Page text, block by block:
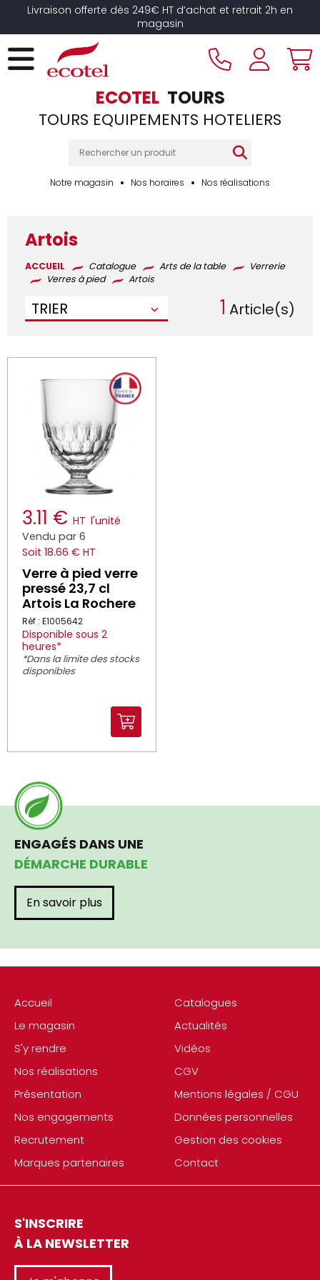
Livraison offerte dès 249€ HT d’achat et retrait 2h en
magasin
ECOTEL TOURS
TOURS EQUIPEMENTS HOTELIERS
Notre magasin Nos horaires Nos réalisations
Artois
ACCUEIL Catalogue Arts de la table
Verrerie
Verres à pied
Artois
TRIER 1 Article(s)
3.11 € HT l'unité
Vendu par 6
Soit 18.66 € HT
Verre à pied verre
pressé 23,7 cl
Artois La Rochere
Réf : E1005642
Disponible sous 2
heures*
*Dans la limite des stocks
disponibles
Accueil
Le magasin
S'y rendre
Nos réalisations
Présentation
Nos engagements
Recrutement
Marques partenaires
Catalogues
Actualités
Vidéos
CGV
Mentions légales / CGU
Données personnelles
Gestion des cookies
Contact
S'INSCRIRE
À LA NEWSLETTER
ENGAGÉS DANS UNE
DÉMARCHE DURABLE
En savoir plus
Panneau de gestion des cookies